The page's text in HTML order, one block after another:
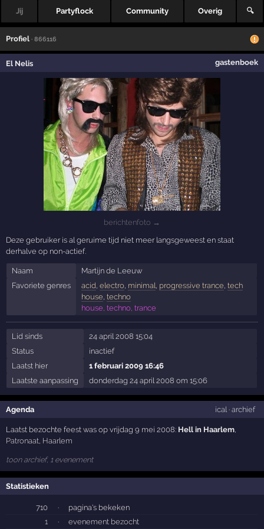
Jij Partyflock Community Overig 🔍
Profiel · 866116
El Nelis gastenboek
berichtenfoto →
Deze gebruiker is al geruime tijd niet meer langsgeweest en staat
derhalve op non-actief.
Naam
Martijn de Leeuw
Favoriete genres
acid electro, minimal progressive trance tech
house techno
house, techno, trance
Lid sinds
24 april 2008 15:04
Status
inactief
Laatst hier
1 februari 2009 16:46
Laatste aanpassing
donderdag 24 april 2008 om 15:06
Agenda ical· archief
Laatst bezochte feest was op vrijdag 9 mei 2008: Hell in Haarlem,
Patronaat, Haarlem
toon archief, 1 evenement
Statistieken
710 ·
pagina's bekeken
1
· evenement bezocht